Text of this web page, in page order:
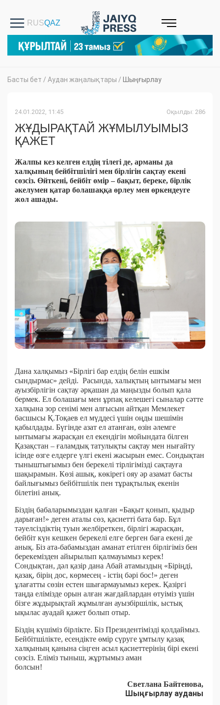
Басты бет / Аудан жаңалықтары / Шыңғырлау
24.01.2022, 11:45 Оқылды: 286
ЖҰДЫРАҚТАЙ ЖҰМЫЛУЫМЫЗ
ҚАЖЕТ
Жалпы кез келген елдің тілегі де, арманы да
халқының бейбітшілігі мен бірлігін сақтау екені
сөзсіз. Өйткені, бейбіт өмір – бақыт, береке, бірлік
әкелумен қатар болашаққа өрлеу мен өркендеуге
жол ашады.
Дана халқымыз «Бірлігі бар елдің белін ешкім
сындырмас» дейді. Расында, халықтың ынтымағы мен
ауызбірлігін сақтау әрқашан да маңызды болып қала
бермек. Ел болашағы мен ұрпақ келешегі сыналар сәтте
халқына зор сенімі мен алғысын айтқан Мемлекет
басшысы Қ.Тоқаев ел мүддесі үшін оңды шешімін
қабылдады. Бүгінде азат ел атанған, өзін әлемге
ынтымағы жарасқан ел екендігін мойындата білген
Қазақстан – ғаламдық татулықты сақтау мен нығайту
ісінде өзге елдерге үлгі екені жасырын емес. Сондықтан
тыныштығымыз бен берекелі тірлігімізді сақтауға
шақырамын. Көзі ашық, көкірегі ояу әр азамат басты
байлығымыз бейбітшілік пен тұрақтылық екенін
білетіні анық.
Біздің бабаларымыздан қалған «Бақыт қонып, қыдыр
дарыған!» деген аталы сөз, қасиетті бата бар. Бұл
тәуелсіздіктің туын желбіреткен, бірлігі жарасқан,
бейбіт күн кешкен берекелі елге берген баға екені де
анық. Біз ата-бабамыздан аманат етілген бірлігіміз бен
берекемізден айырылып қалмауымыз керек!
Сондықтан, дәл қазір дана Абай атамыздың «Біріңді,
қазақ, бірің дос, көрмесең - істің бәрі бос!» деген
ұлағатты сөзін естен шығармауымыз керек. Қазіргі
таңда елімізде орын алған жағдайлардан өтуіміз үшін
бізге жұдырықтай жұмылған ауызбіршілік, ыстық
ықылас ауадай қажет болып отыр.
Біздің күшіміз бірлікте. Біз Президентімізді қолдаймыз.
Бейбітшілікте, есендікте өмір сүруге ұмтылу қазақ
халқының қанына сіңген асыл қасиеттерінің бірі екені
сөзсіз. Еліміз тыныш, жұртымыз аман
болсын!
Светлана Байтенова,
Шыңғырлау ауданы